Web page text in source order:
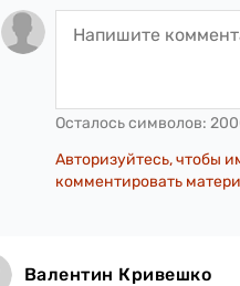
Осталось символов:
Авторизуйтесь, чтобы
комментировать
Валентин Кривешко